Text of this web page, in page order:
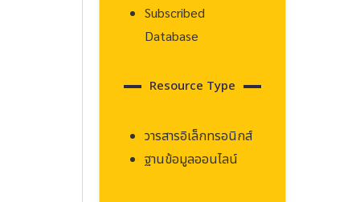
Subscribed
Database
Resource Type
วารสารอิเล็กทรอนิกส์
ฐานข้อมูลออนไลน์